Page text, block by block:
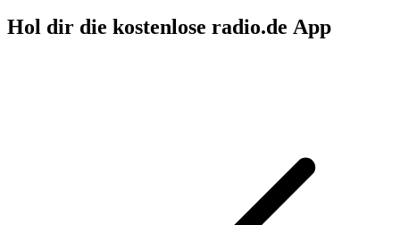
Hol dir die kostenlose radio.de App